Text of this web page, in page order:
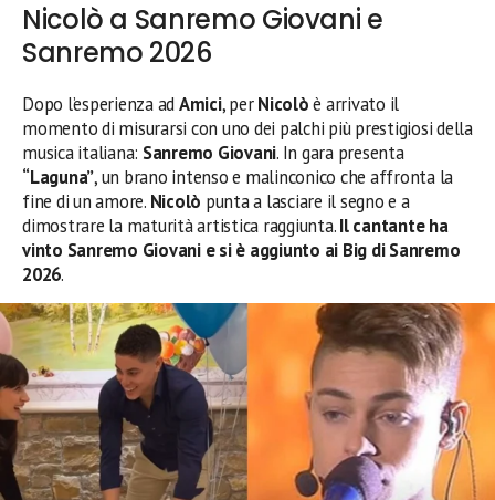
Nicolò a Sanremo Giovani e
Sanremo 2026
Dopo l’esperienza adAmici, perNicolòè arrivato il
momento di misurarsi con uno dei palchi più prestigiosi della
musica italiana: Sanremo Giovani. In gara presenta
“Laguna”, un brano intenso e malinconico che affronta la
fine di un amore. Nicolò punta a lasciare il segno e a
dimostrare la maturità artistica raggiunta.Il cantante ha
vinto Sanremo Giovani e si è aggiunto ai Big di Sanremo
2026.